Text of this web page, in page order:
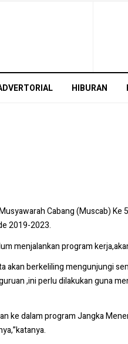
HIBURAN
Cabang (Muscab) Ke
2019-2023.
menjalankan program
berkeliling mengunjungi
,ini perlu dilakukan guna
dalam program Jangka